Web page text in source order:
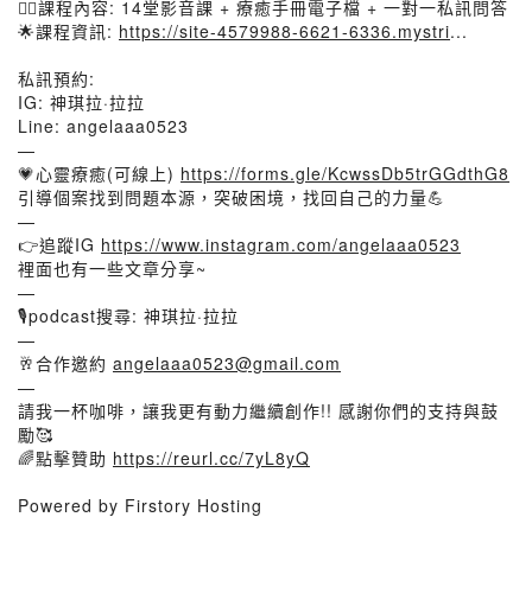
👉🏻課程內容: 14堂影音課 + 療癒手冊電子檔 + 一對一私訊問答
🌟課程資訊: https://site-4579988-6621-6336.mystri...
私訊預約:
IG: 神琪拉·拉拉
Line: angelaaa0523
—
💗心靈療癒(可線上) https://forms.gle/KcwssDb5trGGdthG8
引導個案找到問題本源，突破困境，找回自己的力量💪
—
👉️追蹤IG https://www.instagram.com/angelaaa0523
裡面也有一些文章分享~
—
🎙podcast搜尋: 神琪拉·拉拉
—
🥂合作邀約 angelaaa0523@gmail.com
—
請我一杯咖啡，讓我更有動力繼續創作!! 感謝你們的支持與鼓
勵🥰
🌈點擊贊助 https://reurl.cc/7yL8yQ
Powered by Firstory Hosting